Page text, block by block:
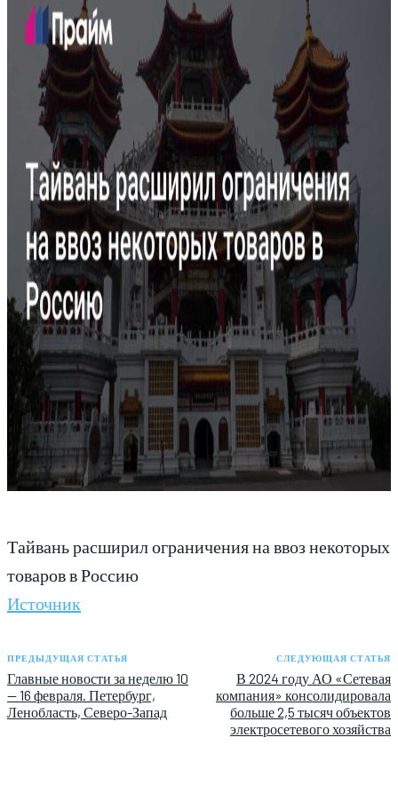
Тайвань расширил ограничения на ввоз некоторых
товаров в Россию
Источник
ПРЕДЫДУЩАЯ СТАТЬЯ
Главные новости за неделю 10
— 16 февраля. Петербург,
Ленобласть, Северо-Запад
СЛЕДУЮЩАЯ СТАТЬЯ
В 2024 году АО «Сетевая
компания» консолидировала
больше 2,5 тысяч объектов
электросетевого хозяйства